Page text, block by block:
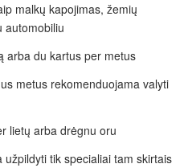
malkų kapojimas, žemių
automobiliu
arba du kartus per metus
metus rekomenduojama valyti
lietų arba drėgnu oru
tik specialiai tam skirtais